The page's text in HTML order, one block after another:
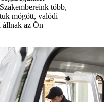
több,
mögött, valódi
állnak az Ön